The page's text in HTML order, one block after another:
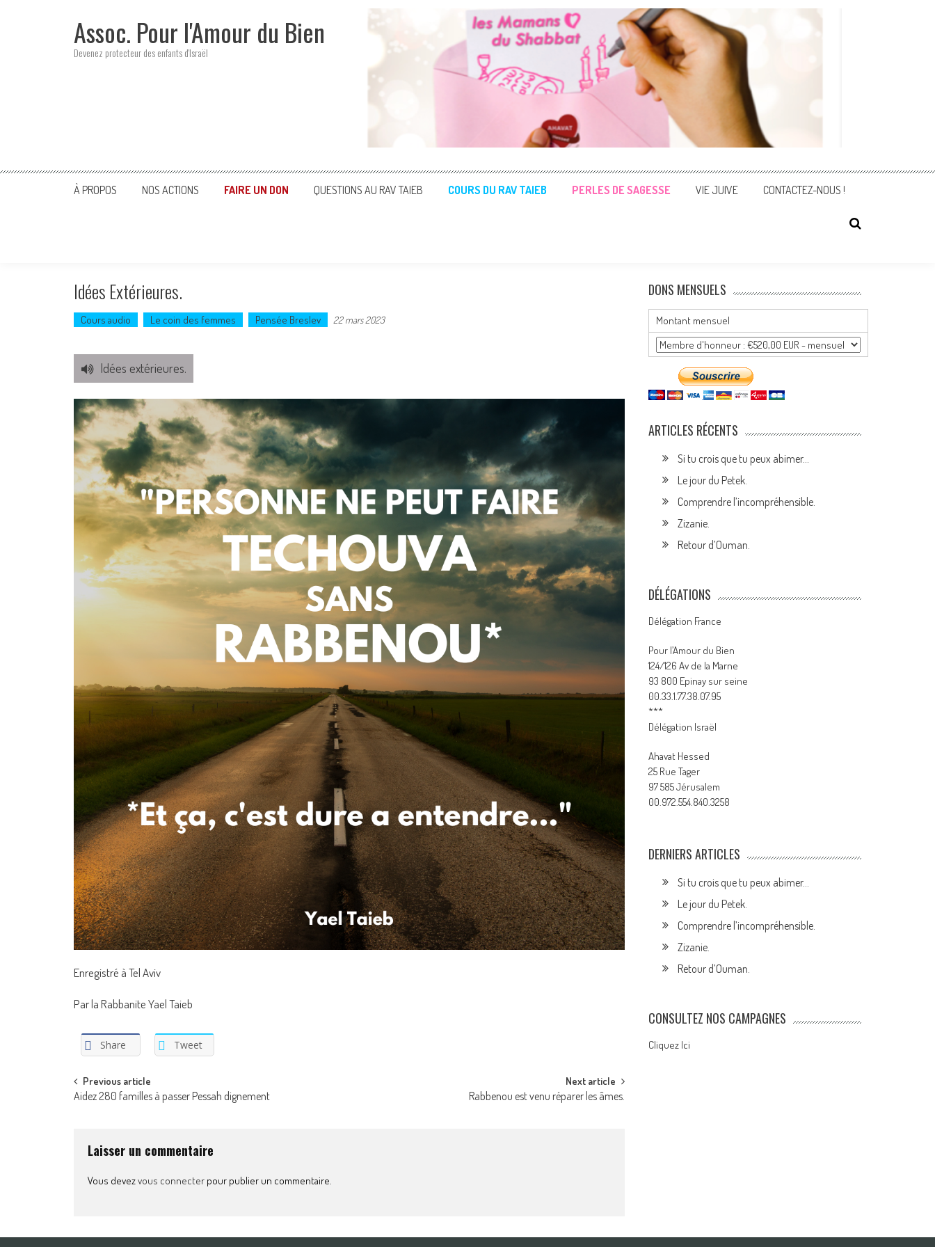
Assoc. Pour l'Amour du Bien
Devenez protecteur des enfants d'Israël
À PROPOS NOS ACTIONS FAIRE UN DON QUESTIONS AU RAV TAIEB COURS DU RAV TAIEB PERLES DE SAGESSE VIE JUIVE CONTACTEZ-NOUS !
Idées Extérieures.
Cours audio Le coin des femmes Pensée Breslev 22 mars 2023
Idées extérieures.
Enregistré à Tel Aviv
Par la Rabbanite Yael Taieb
Share Tweet
Post
Previous article
Aidez 280 familles à passer Pessah dignement
Next article
Rabbenou est venu réparer les âmes.
Laisser un commentaire
Vous devezvous connecter pour publier un commentaire.
DONS MENSUELS
Montant mensuel
ARTICLES RÉCENTS
Si tu crois que tu peux abimer…
Le jour du Petek.
Comprendre l’incompréhensible.
Zizanie.
Retour d’Ouman.
DÉLÉGATIONS
Délégation France
Pour l’Amour du Bien
124/126 Av de la Marne
93 800 Epinay sur seine
00.33.1.77.38.07.95
***
Délégation Israël
Ahavat Hessed
25 Rue Tager
97 585 Jérusalem
00.972.554.840.3258
DERNIERS ARTICLES
Si tu crois que tu peux abimer…
Le jour du Petek.
Comprendre l’incompréhensible.
Zizanie.
Retour d’Ouman.
CONSULTEZ NOS CAMPAGNES
Cliquez Ici